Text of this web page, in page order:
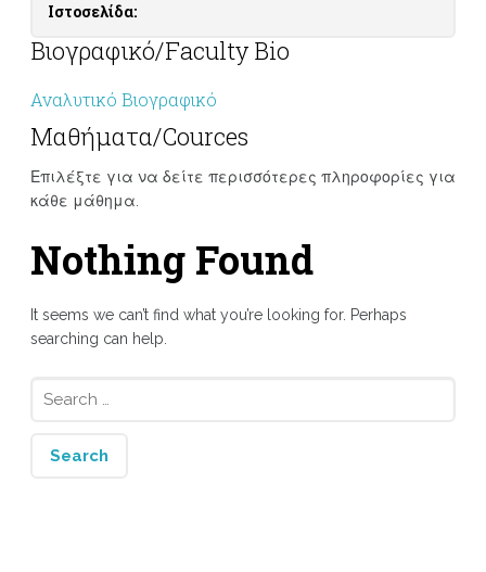
Ιστοσελίδα:
Βιογραφικό/Faculty Bio
Αναλυτικό Βιογραφικό
Μαθήματα/Cources
Επιλέξτε για να δείτε περισσότερες πληροφορίες για
κάθε μάθημα.
Nothing Found
It seems we can’t find what you’re looking for. Perhaps
searching can help.